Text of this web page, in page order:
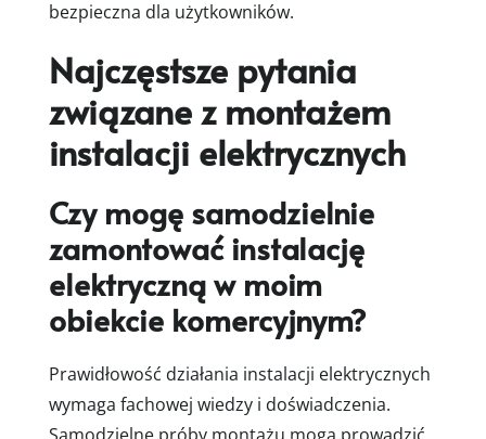
bezpieczna dla użytkowników.
Najczęstsze pytania
związane z montażem
instalacji elektrycznych
Czy mogę samodzielnie
zamontować instalację
elektryczną w moim
obiekcie komercyjnym?
Prawidłowość działania instalacji elektrycznych
wymaga fachowej wiedzy i doświadczenia.